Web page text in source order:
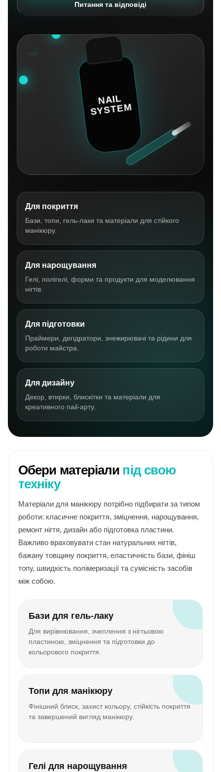
Питання та відповіді
Для покриття
Бази, топи, гель-лаки та матеріали для стійкого
манікюру.
Для нарощування
Гелі, полігелі, форми та продукти для моделювання
нігтів.
Для підготовки
Праймери, дегідратори, знежирювачі та рідини для
роботи майстра.
Для дизайну
Декор, втирки, блискітки та матеріали для
креативного nail-арту.
Обери матеріали під свою
техніку
Матеріали для манікюру потрібно підбирати за типом
роботи: класичне покриття, зміцнення, нарощування,
ремонт нігтя, дизайн або підготовка пластини.
Важливо враховувати стан натуральних нігтів,
бажану товщину покриття, еластичність бази, фініш
топу, швидкість полімеризації та сумісність засобів
між собою.
Бази для гель-лаку
Для вирівнювання, зчеплення з нігтьовою
пластиною, зміцнення та підготовки до
кольорового покриття.
Топи для манікюру
Фінішний блиск, захист кольору, стійкість покриття
та завершений вигляд манікюру.
Гелі для нарощування